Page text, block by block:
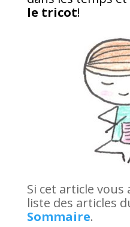
le tricot!
Si cet article
liste des articles
Sommaire.